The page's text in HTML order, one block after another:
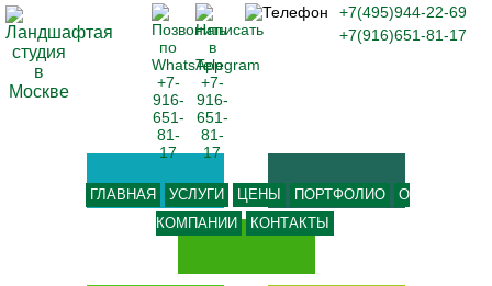
+7(495)944-22-69
+7(916)651-81-17
ГЛАВНАЯ УСЛУГИ ЦЕНЫ ПОРТФОЛИО
О
КОМПАНИИ
КОНТАКТЫ